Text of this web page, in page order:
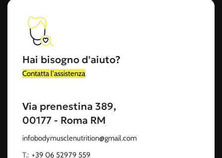
Hai bisogno d'aiuto?
Contatta l'assistenza
Via prenestina 389,
00177 - Roma RM
infobodymusclenutrition@gmail.com
T.: +39 06 52979 559